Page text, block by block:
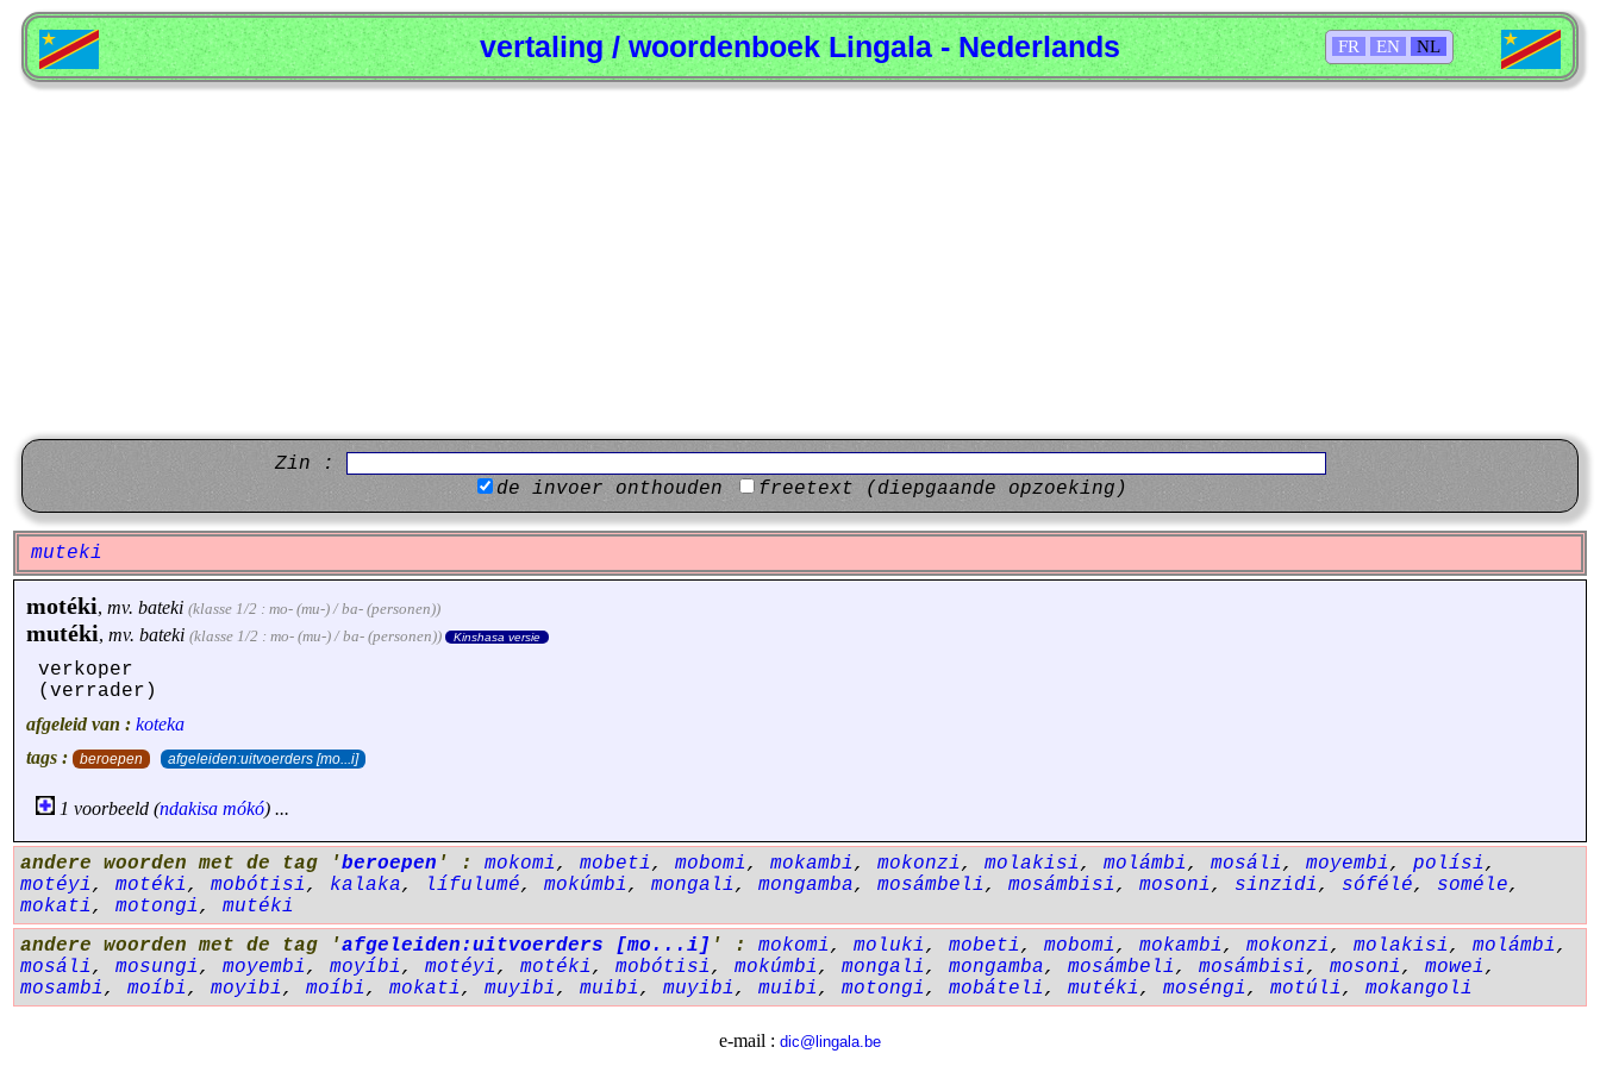
FR EN NL
vertaling / woordenboek Lingala - Nederlands
Zin :
de invoer onthouden
freetext (diepgaande opzoeking)
muteki
motéki, mv. bateki (klasse 1/2 : mo- (mu-) / ba- (personen))
mutéki, mv. bateki (klasse 1/2 : mo- (mu-) / ba- (personen)) Kinshasa versie
verkoper
(verrader)
afgeleid van : koteka
tags :
beroepen afgeleiden:uitvoerders [mo...i]
1 voorbeeld (ndakisa mókó) ...
andere woorden met de tag 'beroepen ' : mokomi, mobeti, mobomi, mokambi, mokonzi, molakisi, molámbi, mosáli, moyembi, polísi,
motéyi, motéki, mobótisi, kalaka, lífulumé, mokúmbi, mongali, mongamba, mosámbeli, mosámbisi, mosoni, sinzidi, sófélé, soméle,
mokati, motongi, mutéki
andere woorden met de tag 'afgeleiden:uitvoerders [mo...i] ' : mokomi, moluki, mobeti, mobomi, mokambi, mokonzi, molakisi, molámbi,
mosáli, mosungi, moyembi, moyíbi, motéyi, motéki, mobótisi, mokúmbi, mongali, mongamba, mosámbeli, mosámbisi, mosoni, mowei,
mosambi, moíbi, moyibi, moíbi, mokati, muyibi, muibi, muyibi, muibi, motongi, mobáteli, mutéki, moséngi, motúli, mokangoli
e-mail : dic@lingala.be